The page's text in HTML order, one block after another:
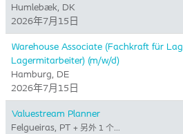
Humlebæk, DK
2026年7月15日
Warehouse Associate (Fachkraft für
Lagermitarbeiter) (m/w/d)
Hamburg, DE
2026年7月15日
Valuestream Planner
Felgueiras, PT + 另外 1 个…